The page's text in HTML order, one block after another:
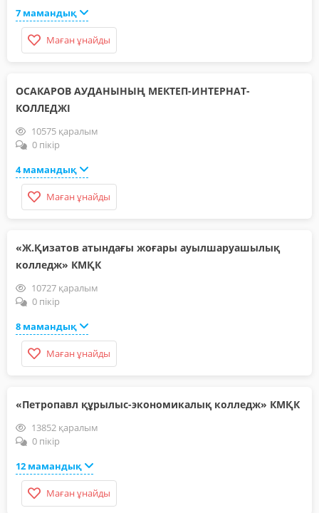
7 мамандық
Маған ұнайды
ОСАКАРОВ АУДАНЫНЫҢ МЕКТЕП-ИНТЕРНАТ-
КОЛЛЕДЖІ
10575 қаралым
0 пікір
4 мамандық
Маған ұнайды
«Ж.Қизатов атындағы жоғары ауылшаруашылық
колледж» КМҚК
10727 қаралым
0 пікір
8 мамандық
Маған ұнайды
«Петропавл құрылыс-экономикалық колледж» КМҚК
13852 қаралым
0 пікір
12 мамандық
Маған ұнайды